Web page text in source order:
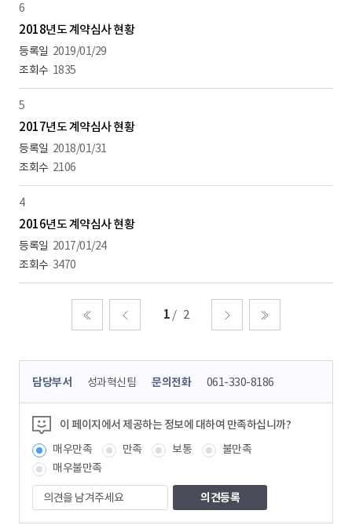
6
2018년도 계약심사 현황
2019/01/29
1835
5
2017년도 계약심사 현황
2018/01/31
2106
4
2016년도 계약심사 현황
2017/01/24
3470
1 2
콘
츠
정
보
책
임
자
담당부서 성과혁신팀 문의전화 061-330-8186
이 페이지에서 제공하는 정보에 대하여 만족하십니까?
매우만족
만족 보통
불만족
매우불만족
의
견
을